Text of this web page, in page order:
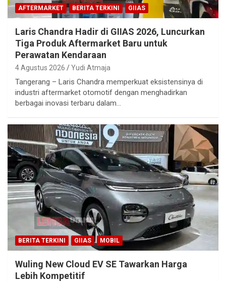
AFTERMARKET BERITA TERKINI GIIAS
Laris Chandra Hadir di GIIAS 2026, Luncurkan
Tiga Produk Aftermarket Baru untuk
Perawatan Kendaraan
4 Agustus 2026 Yudi Atmaja
Tangerang – Laris Chandra memperkuat eksistensinya di
industri aftermarket otomotif dengan menghadirkan
berbagai inovasi terbaru dalam…
BERITA TERKINI GIIAS MOBIL
Wuling New Cloud EV SE Tawarkan Harga
Lebih Kompetitif